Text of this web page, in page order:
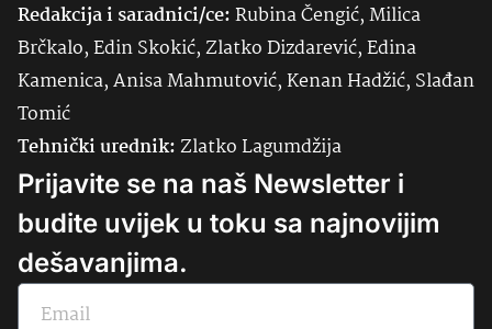
Redakcija i saradnici/ce:Rubina Čengić, Milica
Brčkalo, Edin Skokić, Zlatko Dizdarević, Edina
Kamenica, Anisa Mahmutović, Kenan Hadžić, Slađan
Tomić
Tehnički urednik:Zlatko Lagumdžija
Prijavite se na naš Newsletter i
budite uvijek u toku sa najnovijim
dešavanjima.